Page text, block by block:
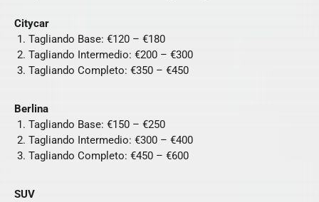
Citycar
Tagliando Base: €120 – €180
Tagliando Intermedio: €200 – €300
Tagliando Completo: €350 – €450
Berlina
Tagliando Base: €150 – €250
Tagliando Intermedio: €300 – €400
Tagliando Completo: €450 – €600
SUV